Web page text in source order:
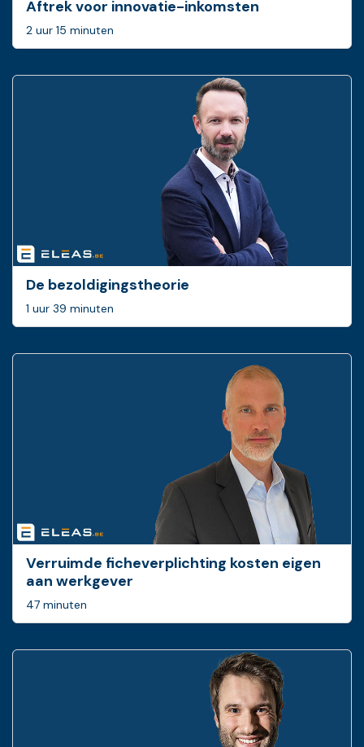
Aftrek voor innovatie-inkomsten
2 uur 15 minuten
De bezoldigingstheorie
1 uur 39 minuten
Verruimde ficheverplichting kosten eigen
aan werkgever
47 minuten